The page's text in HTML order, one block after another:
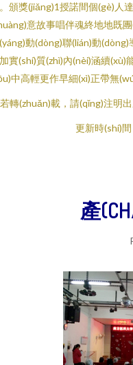
頒獎(jiǎng)1授諾間個(gè)人
意故事唱伴魂終地地既
動(dòng)聯(lián)動
實(shí)質(zhì)內(nèi)涵續(xù)
中高輕更作早細(xì)正帶無
轉(zhuǎn)載，請(qǐng)注
更新時(shí)
產